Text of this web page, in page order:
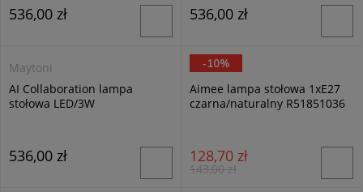
536,00 zł 536,00 zł
Maytoni
AI Collaboration lampa
stołowa LED/3W
536,00 zł
Aimee lampa stołowa 1xE27
czarna/naturalny R51851036
128,70 zł
143,00 zł
-10%